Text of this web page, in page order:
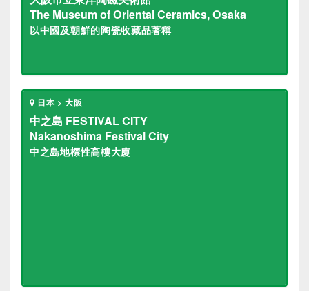
The Museum of Oriental Ceramics, Osaka
以中國及朝鮮的陶瓷收藏品著稱
日本 > 大阪
中之島 FESTIVAL CITY
Nakanoshima Festival City
中之島地標性高樓大廈